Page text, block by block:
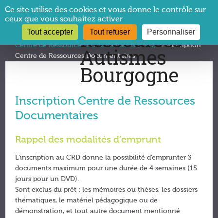
Vous êtes ici :CRA Bourgogne→Documentation →
Centre de Ressources Documentaires (CRD)→Inscription
Centre de Ressources Documentaires
Inscription Centre de Ressources
Documentaires
Rappel des modalités d’emprunt
L’inscription au CRD donne la possibilité d’emprunter 3
documents maximum pour une durée de 4 semaines (15
jours pour un DVD).
Sont exclus du prêt : les mémoires ou thèses, les dossiers
thématiques, le matériel pédagogique ou de
démonstration, et tout autre document mentionné
Panneau de gestion des cookies
Ce site utilise des cookies et vous donne le contrôle sur
ceux que vous souhaitez activer
Tout accepter Tout refuser Personnaliser